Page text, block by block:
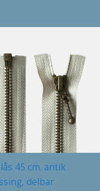
45 cm. antik
delbar